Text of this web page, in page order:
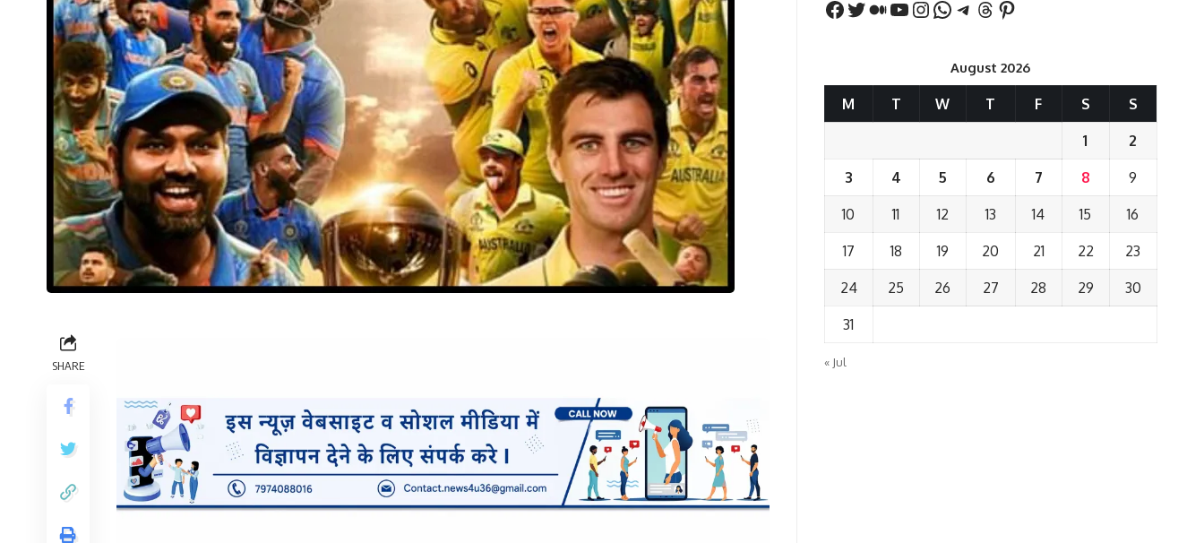
SHARE
August 2026
M T W T F S S
1 2
3 4 5 6 7 8 9
10 11 12 13 14 15 16
17 18 19 20 21 22 23
24 25 26 27 28 29 30
31
« Jul